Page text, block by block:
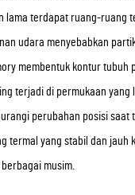
lama terdapat ruang-ruang
udara menyebabkan
membentuk kontur
terjadi di permukaan yang
perubahan posisi
termal yang stabil dan
musim.